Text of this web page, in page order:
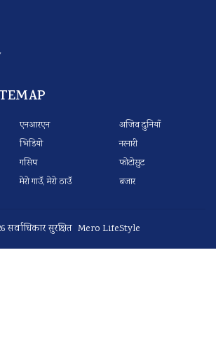
एनआरएन
भिडियो
गसिप
मेरो गाउँ, मेरो ठाउँ
अजिव दुनियाँ
नरनारी
फोटोसुट
बजार
सर्वाधिकार सुरक्षित Mero LifeStyle